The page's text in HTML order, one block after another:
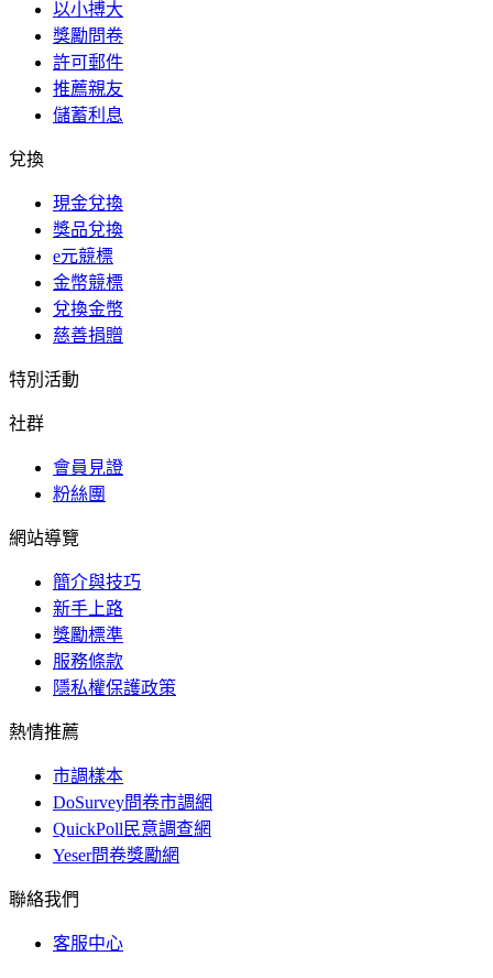
以小搏大
獎勵問卷
許可郵件
推薦親友
儲蓄利息
兌換
現金兌換
獎品兌換
e元競標
金幣競標
兌換金幣
慈善捐贈
特別活動
社群
會員見證
粉絲團
網站導覽
簡介與技巧
新手上路
獎勵標準
服務條款
隱私權保護政策
熱情推薦
市調樣本
DoSurvey問卷市調網
QuickPoll民意調查網
Yeser問卷獎勵網
聯絡我們
客服中心